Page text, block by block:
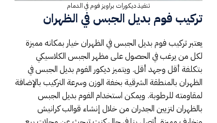
تنفيذ ديكورات براويز فوم في الدمام
تركيب فوم بديل الجبس في الظهران
يعتبر تركيب فوم بديل الجبس في الظهران خيار بمكانه مميزة
لكل من يرغب في الحصول على مظهر الجبس الكلاسيكي
بتكلفة أقل وجهد أقل. ويتميز ديكور الفوم بديل الجبس في
الظهران بالمنطقة الشرقية بخفة الوزن وسرعة التركيب بالإضافة
لمقاومته للرطوبة. ويمكن استخدام الفوم بديل الجبس
بالظهران لتزيين الجدران من خلال إنشاء قوالب كرانيش